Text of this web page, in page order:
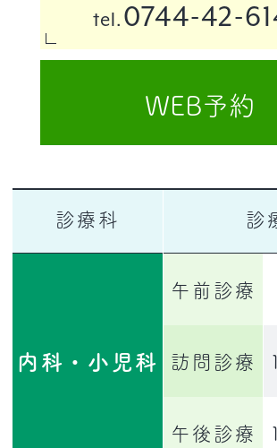
tel. 0744-42-
WEB予約
診療科 診
内科・小児科
午前診療
訪問診療
午後診療